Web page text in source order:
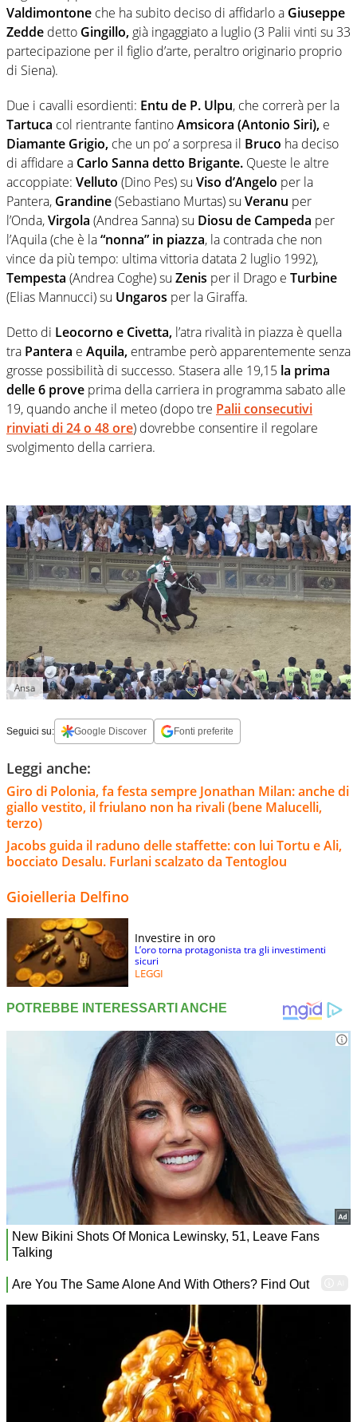
Valdimontone che ha subito deciso di affidarlo a Giuseppe
Zedde detto Gingillo, già ingaggiato a luglio (3 Palii vinti su 33
partecipazione per il figlio d’arte, peraltro originario proprio
di Siena).
Due i cavalli esordienti: Entu de P. Ulpu, che correrà per la
Tartuca col rientrante fantinoAmsicora (Antonio Siri), e
Diamante Grigio, che un po’ a sorpresa il Bruco ha deciso
di affidare a Carlo Sanna detto Brigante. Queste le altre
accoppiate: Velluto (Dino Pes) su Viso d’Angelo per la
Pantera, Grandine(Sebastiano Murtas) su Veranu per
l’Onda,Virgola (Andrea Sanna) su Diosu de Campeda per
l’Aquila (che è la“nonna” in piazza, la contrada che non
vince da più tempo: ultima vittoria datata 2 luglio 1992),
Tempesta (Andrea Coghe) su Zenis per il Drago e Turbine
(Elias Mannucci) su Ungaros per la Giraffa.
Detto di Leocorno e Civetta, l’atra rivalità in piazza è quella
tra Pantera e Aquila, entrambe però apparentemente senza
grosse possibilità di successo. Stasera alle 19,15 la prima
delle 6 prove prima della carriera in programma sabato alle
19, quando anche il meteo (dopo tre Palii consecutivi
rinviati di 24 o 48 ore) dovrebbe consentire il regolare
svolgimento della carriera.
Ansa
Seguici su: Google Discover Fonti preferite
Leggi anche:
Giro di Polonia, fa festa sempre Jonathan Milan: anche di
giallo vestito, il friulano non ha rivali (bene Malucelli,
terzo)
Jacobs guida il raduno delle staffette: con lui Tortu e Ali,
bocciato Desalu. Furlani scalzato da Tentoglou
Gioielleria Delfino
Investire in oro
L’oro torna protagonista tra gli investimenti
sicuri
LEGGI